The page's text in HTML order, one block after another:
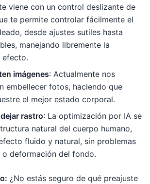
viene con un control deslizante de
te permite controlar fácilmente el
desde ajustes sutiles hasta
manejando libremente la
efecto.
imágenes: Actualmente nos
embellecer fotos, haciendo que
el mejor estado corporal.
rastro: La optimización por IA se
natural del cuerpo humano,
fluido y natural, sin problemas
deformación del fondo.
¿No estás seguro de qué preajuste